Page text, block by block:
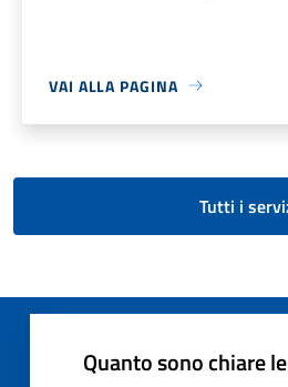
VAI ALLA PAGINA
Tutti i
Quanto sono chiare